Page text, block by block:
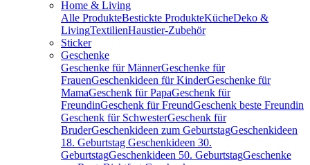
Home & Living
Alle ProdukteBestickte ProdukteKücheDeko &
LivingTextilienHaustier-Zubehör
Sticker
Geschenke
Geschenke für MännerGeschenke für
FrauenGeschenkideen für KinderGeschenke für
MamaGeschenk für PapaGeschenk für
FreundinGeschenk für FreundGeschenk beste Freundin
Geschenk für SchwesterGeschenk für
BruderGeschenkideen zum GeburtstagGeschenkideen
18. Geburtstag Geschenkideen 30.
GeburtstagGeschenkideen 50. GeburtstagGeschenke